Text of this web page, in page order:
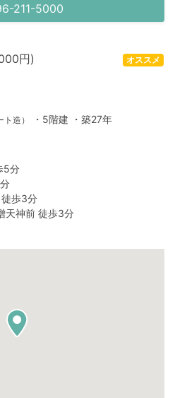
211-5000
円) オススメ
ト造）
・5階建 ・築27年
5分
歩3分
天神前 徒歩3分